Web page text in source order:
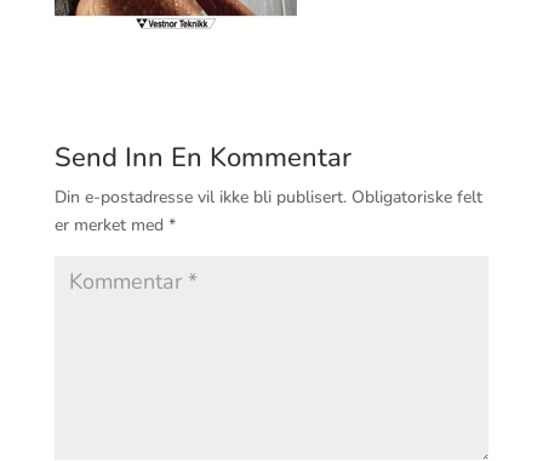
Send Inn En Kommentar
Din e-postadresse vil ikke bli publisert. Obligatoriske felt
er merket med *